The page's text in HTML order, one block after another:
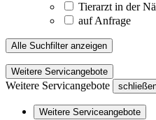
Tierarzt in der
auf Anfrage
Alle Suchfilter anzeigen
Weitere Servicangebote
Weitere Servicangebote
Weitere Serviceangebote